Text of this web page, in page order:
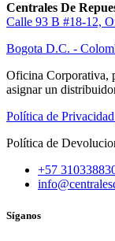
Centrales De
Calle 93 B #18-12,
Bogota D.C. -
Oficina Corporativa,
asignar un
Política de
Política de
+57
Síganos